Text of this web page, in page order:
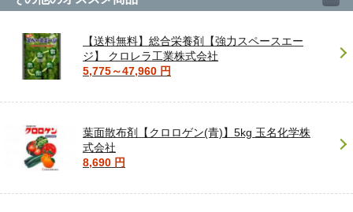
【送料無料】総合栄養剤【強力スペースエー
ジ】 クロレラ工業株式会社
5,775～47,960 円
葉面散布剤【クロロゲン(青)】5kg 玉名化学株
式会社
8,690 円